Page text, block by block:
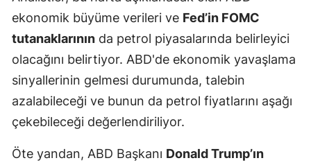
ekonomik büyüme verileri ve Fed’in FOMC
tutanaklarının da petrol piyasalarında belirleyici
olacağını belirtiyor. ABD'de ekonomik yavaşlama
sinyallerinin gelmesi durumunda, talebin
azalabileceği ve bunun da petrol fiyatlarını aşağı
çekebileceği değerlendiriliyor.
Öte yandan, ABD Başkanı Donald Trump’ın